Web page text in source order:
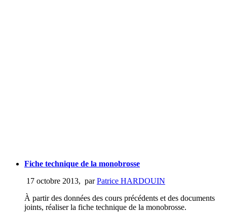
Fiche technique de la monobrosse
17 octobre 2013, parPatrice HARDOUIN
À partir des données des cours précédents et des documents
joints, réaliser la fiche technique de la monobrosse.